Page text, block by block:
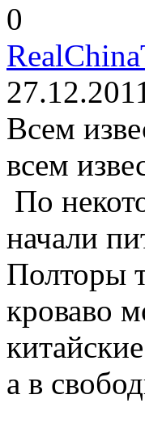
0
Всем
всем
По
начали
Полторы
кроваво
а в